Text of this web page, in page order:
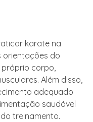
karate na
orientações do
próprio corpo,
Além disso,
adequado
saudável
treinamento.